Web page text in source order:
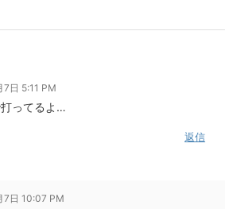
日 5:11 PM
ってるよ…
返信
7日 10:07 PM